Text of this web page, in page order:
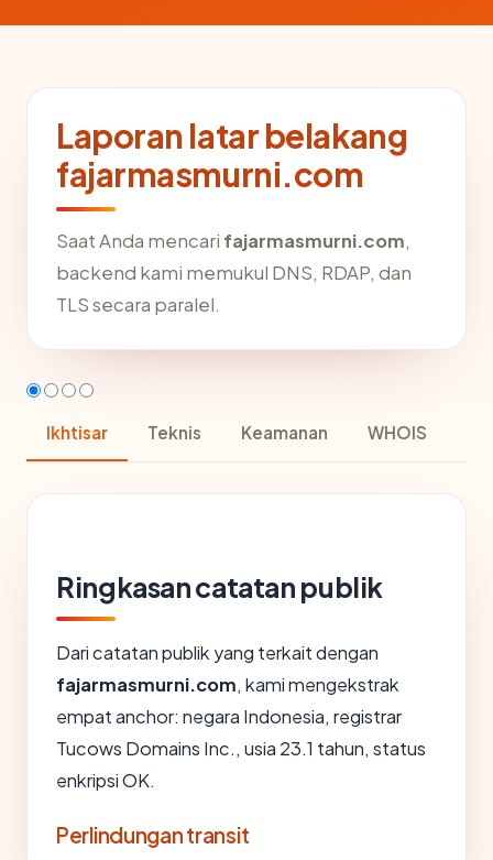
Laporan latar belakang
fajarmasmurni.com
Saat Anda mencari fajarmasmurni.com,
backend kami memukul DNS, RDAP, dan
TLS secara paralel.
Ikhtisar Teknis Keamanan WHOIS
Ringkasan catatan publik
Dari catatan publik yang terkait dengan
fajarmasmurni.com, kami mengekstrak
empat anchor: negara Indonesia, registrar
Tucows Domains Inc., usia 23.1 tahun, status
enkripsi OK.
Perlindungan transit